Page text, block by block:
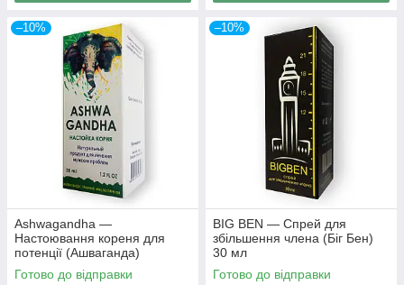
–10%
Ashwagandha —
Настоювання кореня для
потенції (Ашваганда)
Готово до відправки
–10%
BIG BEN — Спрей для
збільшення члена (Біг Бен)
30 мл
Готово до відправки